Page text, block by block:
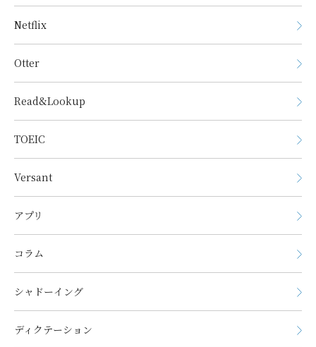
Netflix
Otter
Read&Lookup
TOEIC
Versant
アプリ
コラム
シャドーイング
ディクテーション